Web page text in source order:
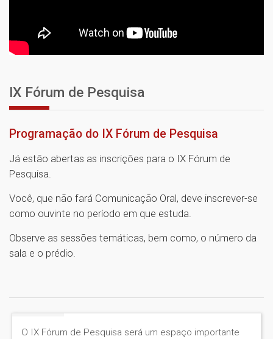
IX Fórum de Pesquisa
Programação do IX Fórum de Pesquisa
Já estão abertas as inscrições para o IX Fórum de
Pesquisa.
Você, que não fará Comunicação Oral, deve inscrever-se
como ouvinte no período em que estuda.
Observe as sessões temáticas, bem como, o número da
sala e o prédio.
O IX Fórum de Pesquisa será um espaço importante